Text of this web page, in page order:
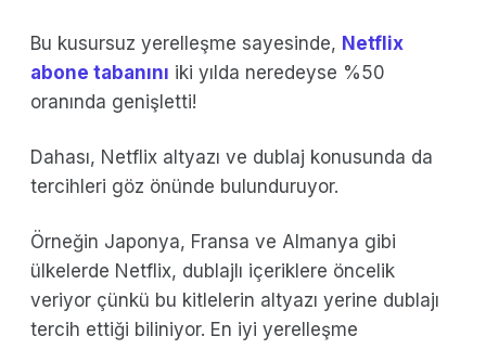
Bu kusursuz yerelleşme sayesinde, Netflix
abone tabanını iki yılda neredeyse %50
oranında genişletti!
Dahası, Netflix altyazı ve dublaj konusunda da
tercihleri göz önünde bulunduruyor.
Örneğin Japonya, Fransa ve Almanya gibi
ülkelerde Netflix, dublajlı içeriklere öncelik
veriyor çünkü bu kitlelerin altyazı yerine dublajı
tercih ettiği biliniyor. En iyi yerelleşme